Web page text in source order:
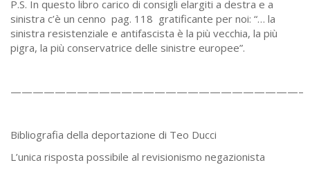
P.S. In questo libro carico di consigli elargiti a destra e a
sinistra c’è un cenno ­ pag. 118 ­ gratificante per noi: “… la
sinistra resistenziale e antifascista è la più vecchia, la più
pigra, la più conservatrice delle sinistre europee”.
——————————————————————————–
Bibliografia della deportazione di Teo Ducci
L’unica risposta possibile al revisionismo negazionista